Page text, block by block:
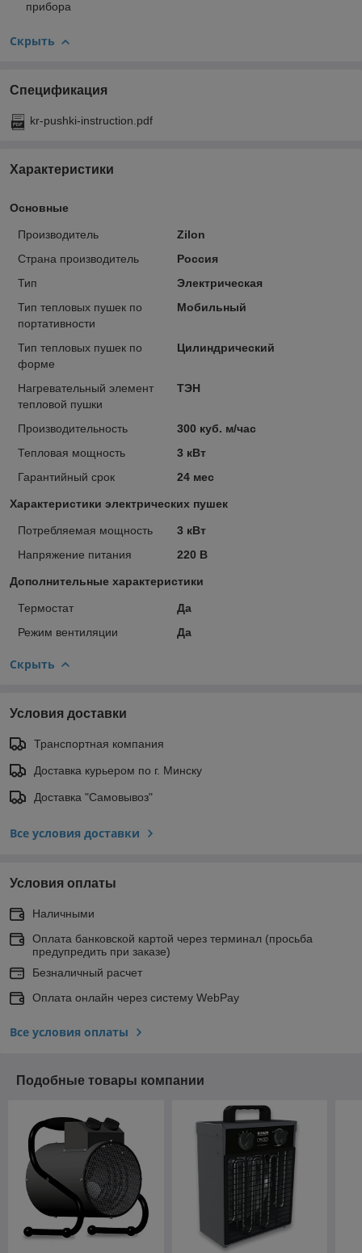
прибора
Скрыть
Спецификация
kr-pushki-instruction.pdf
Характеристики
Основные
Производитель
Zilon
Страна производитель
Россия
Тип
Электрическая
Тип тепловых пушек по
портативности
Мобильный
Тип тепловых пушек по
форме
Цилиндрический
Нагревательный элемент
тепловой пушки
ТЭН
Производительность
300 куб. м/час
Тепловая мощность
3 кВт
Гарантийный срок
24 мес
Характеристики электрических пушек
Потребляемая мощность
3 кВт
Напряжение питания
220 В
Дополнительные характеристики
Термостат
Да
Режим вентиляции
Да
Скрыть
Условия доставки
Транспортная компания
Доставка курьером по г. Минску
Доставка "Самовывоз"
Все условия доставки
Условия оплаты
Наличными
Оплата банковской картой через терминал (просьба
предупредить при заказе)
Безналичный расчет
Оплата онлайн через систему WebPay
Все условия оплаты
Подобные товары компании